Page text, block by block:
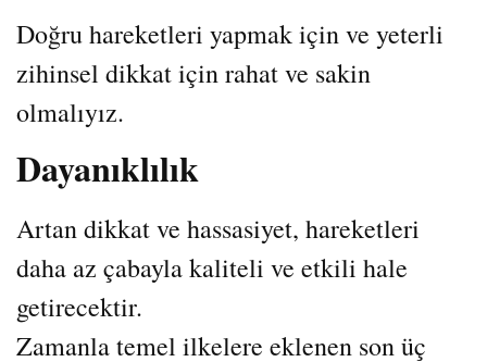
Doğru hareketleri yapmak için ve yeterli
zihinsel dikkat için rahat ve sakin
olmalıyız.
Dayanıklılık
Artan dikkat ve hassasiyet, hareketleri
daha az çabayla kaliteli ve etkili hale
getirecektir.
Zamanla temel ilkelere eklenen son üç